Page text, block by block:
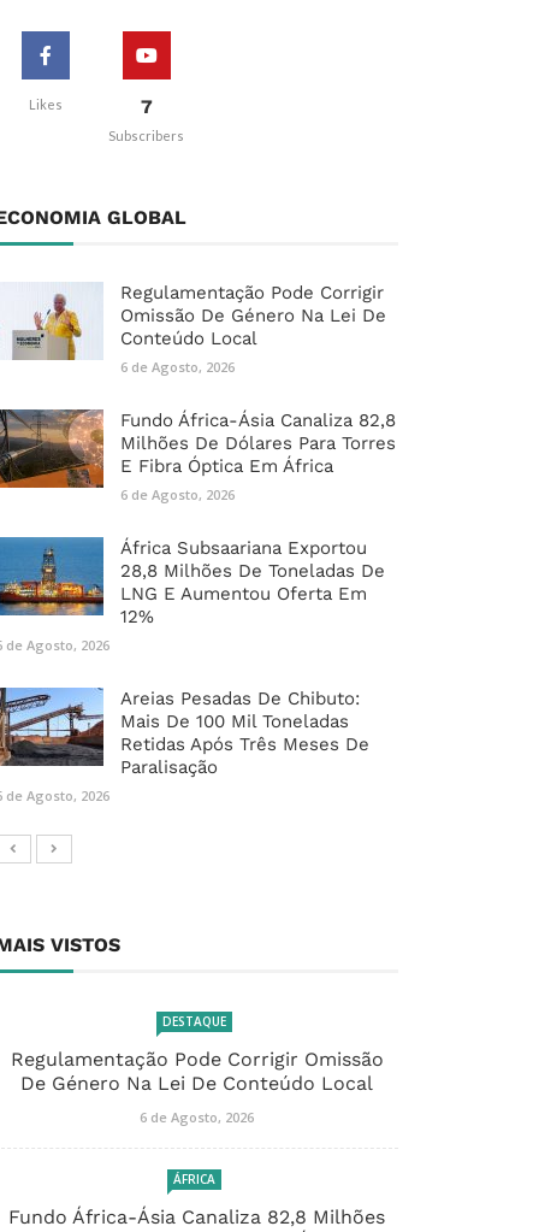
Likes 7
Subscribers
GLOBAL
Regulamentação Pode Corrigir
Omissão De Género Na Lei De
Conteúdo Local
6 de Agosto, 2026
Fundo África-Ásia Canaliza 82,8
Milhões De Dólares Para Torres
E Fibra Óptica Em África
6 de Agosto, 2026
África Subsaariana Exportou
28,8 Milhões De Toneladas De
LNG E Aumentou Oferta Em
12%
de Agosto, 2026
Areias Pesadas De Chibuto:
Mais De 100 Mil Toneladas
Retidas Após Três Meses De
Paralisação
de Agosto, 2026
VISTOS
DESTAQUE
Regulamentação Pode Corrigir Omissão
De Género Na Lei De Conteúdo Local
6 de Agosto, 2026
ÁFRICA
Fundo África-Ásia Canaliza 82,8 Milhões